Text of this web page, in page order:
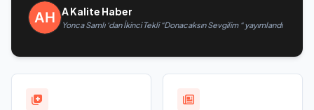
A Kalite Haber
Yonca Samlı ‘dan İkinci Tekli “Donacaksın Sevgilim “ yayımlandı